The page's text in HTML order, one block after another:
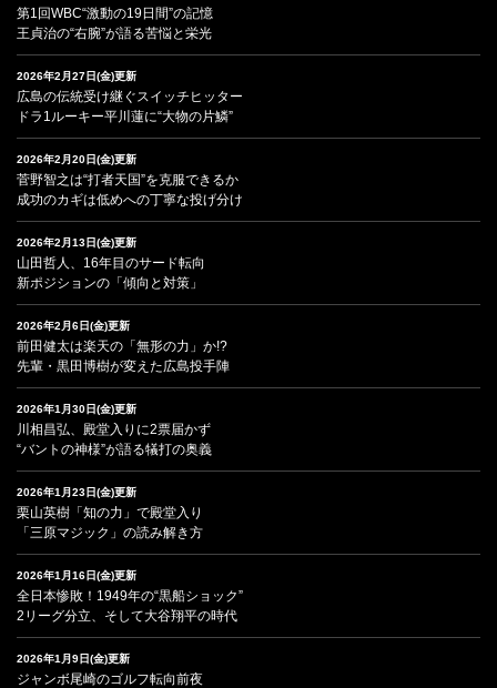
第1回WBC“激動の19日間”の記憶
王貞治の“右腕”が語る苦悩と栄光
2026年2月27日(金)更新
広島の伝統受け継ぐスイッチヒッター
ドラ1ルーキー平川蓮に“大物の片鱗”
2026年2月20日(金)更新
菅野智之は“打者天国”を克服できるか
成功のカギは低めへの丁寧な投げ分け
2026年2月13日(金)更新
山田哲人、16年目のサード転向
新ポジションの「傾向と対策」
2026年2月6日(金)更新
前田健太は楽天の「無形の力」か!?
先輩・黒田博樹が変えた広島投手陣
2026年1月30日(金)更新
川相昌弘、殿堂入りに2票届かず
“バントの神様”が語る犠打の奥義
2026年1月23日(金)更新
栗山英樹「知の力」で殿堂入り
「三原マジック」の読み解き方
2026年1月16日(金)更新
全日本惨敗！1949年の“黒船ショック”
2リーグ分立、そして大谷翔平の時代
2026年1月9日(金)更新
ジャンボ尾崎のゴルフ転向前夜